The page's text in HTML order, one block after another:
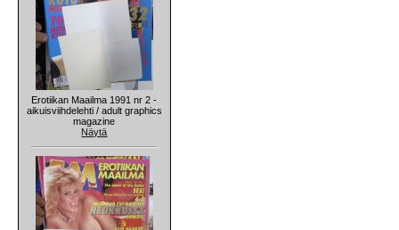
Erotiikan Maailma 1991 nr 2 -
aikuisviihdelehti / adult graphics
magazine
Näytä